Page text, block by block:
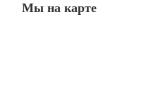
Мы на карте